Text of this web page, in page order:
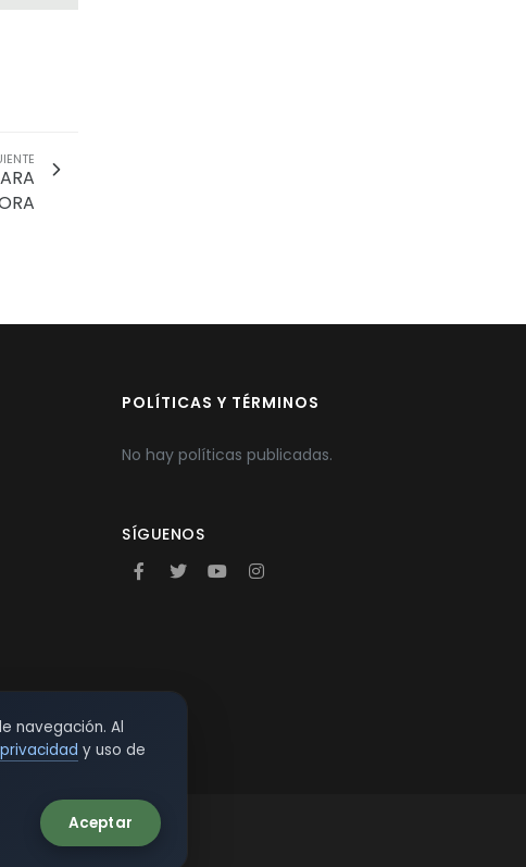
POLÍTICAS Y TÉRMINOS
No hay políticas publicadas.
SÍGUENOS
navegación. Al
y uso de
Aceptar